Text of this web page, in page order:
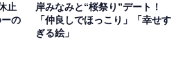
止
の
岸みなみと“桜祭り”デート！
「仲良しでほっこり」「幸せす
ぎる絵」